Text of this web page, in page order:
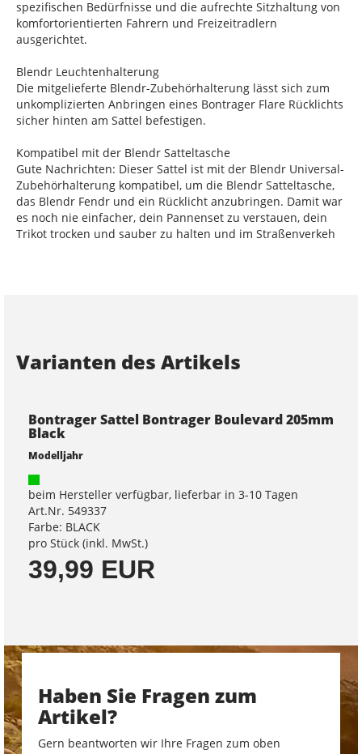
spezifischen Bedürfnisse und die aufrechte Sitzhaltung von
komfortorientierten Fahrern und Freizeitradlern
ausgerichtet.
Blendr Leuchtenhalterung
Die mitgelieferte Blendr-Zubehörhalterung lässt sich zum
unkomplizierten Anbringen eines Bontrager Flare Rücklichts
sicher hinten am Sattel befestigen.
Kompatibel mit der Blendr Satteltasche
Gute Nachrichten: Dieser Sattel ist mit der Blendr Universal-
Zubehörhalterung kompatibel, um die Blendr Satteltasche,
das Blendr Fendr und ein Rücklicht anzubringen. Damit war
es noch nie einfacher, dein Pannenset zu verstauen, dein
Trikot trocken und sauber zu halten und im Straßenverkeh
Varianten des Artikels
Bontrager Sattel Bontrager Boulevard 205mm
Black
Modelljahr
beim Hersteller verfügbar, lieferbar in 3-10 Tagen
Art.Nr. 549337
Farbe: BLACK
pro Stück (inkl. MwSt.)
39,99 EUR
Haben Sie Fragen zum
Artikel?
Gern beantworten wir Ihre Fragen zum oben